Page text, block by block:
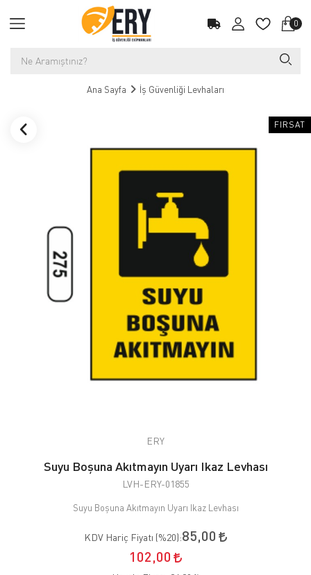
0
Ana Sayfa İş Güvenliği Levhaları
FIRSAT
ERY
Suyu Boşuna Akıtmayın Uyarı Ikaz Levhası
LVH-ERY-01855
Suyu Boşuna Akıtmayın Uyarı Ikaz Levhası
KDV Hariç Fiyatı (%20):85,00
102,00